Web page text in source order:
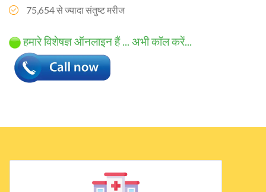
75,654 से ज्यादा संतुष्ट मरीज
हमारे विशेषज्ञ ऑनलाइन हैं ... अभी कॉल करें...